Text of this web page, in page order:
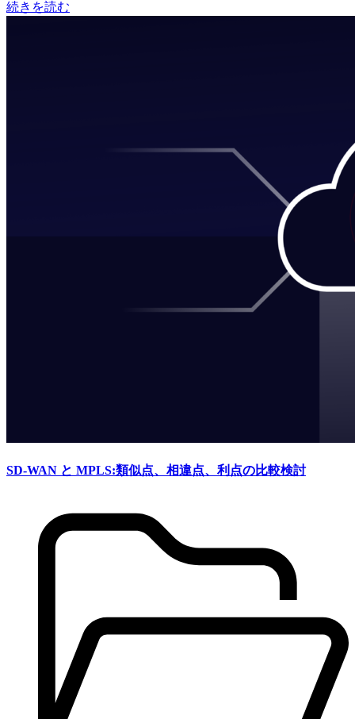
続きを読む
SD-WAN と MPLS:類似点、相違点、利点の比較検討